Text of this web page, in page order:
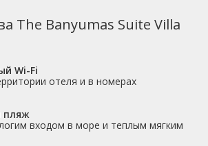
The Banyumas Suite Villa
Wi-Fi
отеля и в номерах
пляж
входом в море и теплым мягким